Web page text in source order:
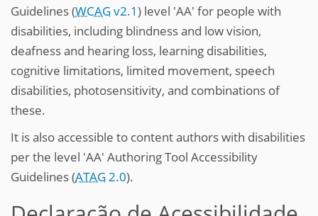
Guidelines (WCAGv2.1) level 'AA' for people with
disabilities, including blindness and low vision,
deafness and hearing loss, learning disabilities,
cognitive limitations, limited movement, speech
disabilities, photosensitivity, and combinations of
these.
It is also accessible to content authors with disabilities
per the level 'AA' Authoring Tool Accessibility
Guidelines (ATAG2.0).